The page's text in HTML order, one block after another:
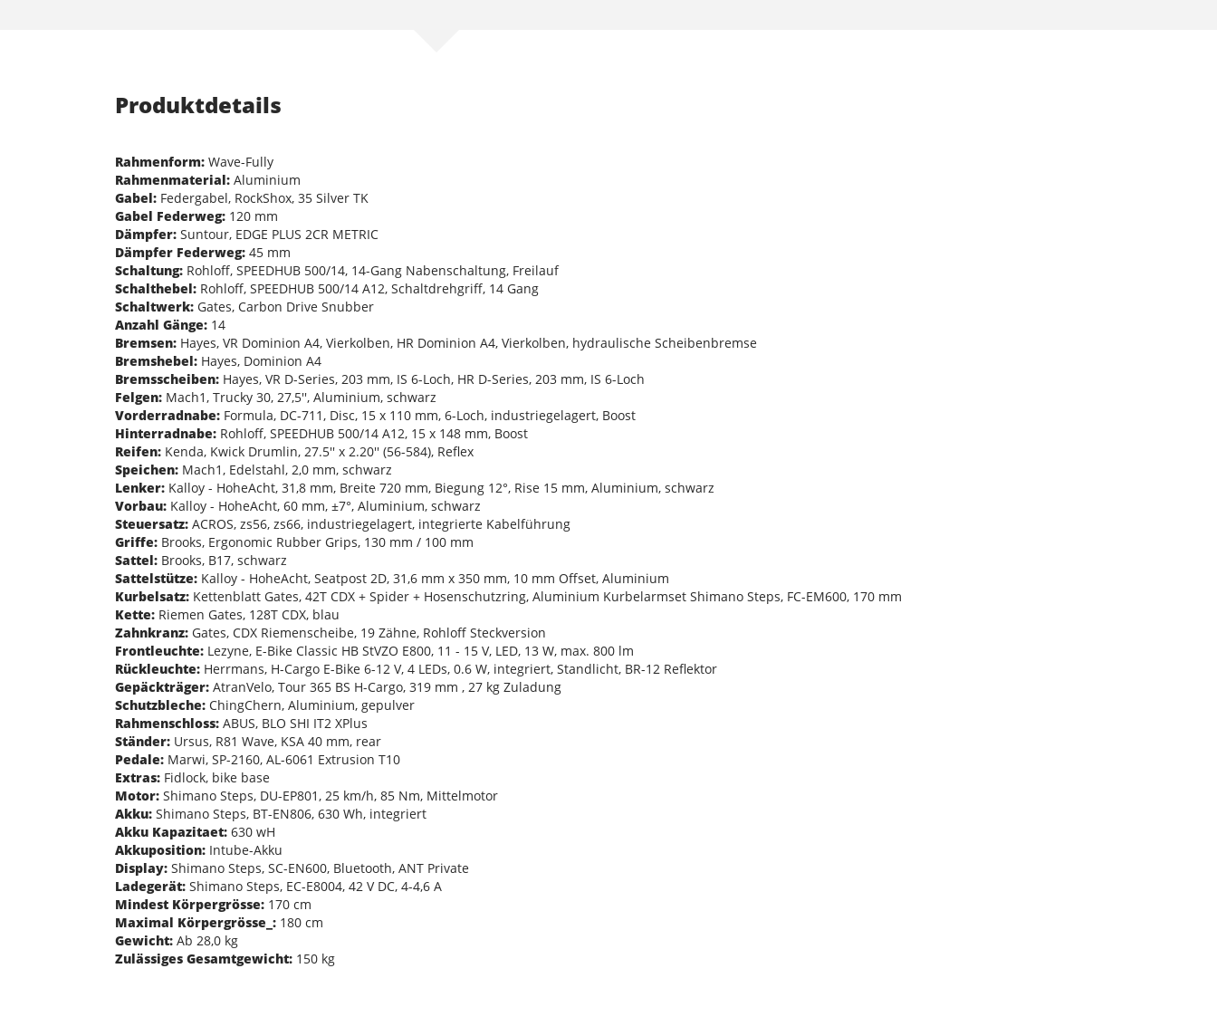
Produktdetails
Rahmenform: Wave-Fully
Rahmenmaterial: Aluminium
Gabel: Federgabel, RockShox, 35 Silver TK
Gabel Federweg: 120 mm
Dämpfer: Suntour, EDGE PLUS 2CR METRIC
Dämpfer Federweg: 45 mm
Schaltung: Rohloff, SPEEDHUB 500/14, 14-Gang Nabenschaltung, Freilauf
Schalthebel: Rohloff, SPEEDHUB 500/14 A12, Schaltdrehgriff, 14 Gang
Schaltwerk: Gates, Carbon Drive Snubber
Anzahl Gänge: 14
Bremsen: Hayes, VR Dominion A4, Vierkolben, HR Dominion A4, Vierkolben, hydraulische Scheibenbremse
Bremshebel: Hayes, Dominion A4
Bremsscheiben: Hayes, VR D-Series, 203 mm, IS 6-Loch, HR D-Series, 203 mm, IS 6-Loch
Felgen: Mach1, Trucky 30, 27,5'', Aluminium, schwarz
Vorderradnabe: Formula, DC-711, Disc, 15 x 110 mm, 6-Loch, industriegelagert, Boost
Hinterradnabe: Rohloff, SPEEDHUB 500/14 A12, 15 x 148 mm, Boost
Reifen: Kenda, Kwick Drumlin, 27.5'' x 2.20'' (56-584), Reflex
Speichen: Mach1, Edelstahl, 2,0 mm, schwarz
Lenker: Kalloy - HoheAcht, 31,8 mm, Breite 720 mm, Biegung 12°, Rise 15 mm, Aluminium, schwarz
Vorbau: Kalloy - HoheAcht, 60 mm, ±7°, Aluminium, schwarz
Steuersatz: ACROS, zs56, zs66, industriegelagert, integrierte Kabelführung
Griffe: Brooks, Ergonomic Rubber Grips, 130 mm / 100 mm
Sattel: Brooks, B17, schwarz
Sattelstütze: Kalloy - HoheAcht, Seatpost 2D, 31,6 mm x 350 mm, 10 mm Offset, Aluminium
Kurbelsatz: Kettenblatt Gates, 42T CDX + Spider + Hosenschutzring, Aluminium Kurbelarmset Shimano Steps, FC-EM600, 170 mm
Kette: Riemen Gates, 128T CDX, blau
Zahnkranz: Gates, CDX Riemenscheibe, 19 Zähne, Rohloff Steckversion
Frontleuchte: Lezyne, E-Bike Classic HB StVZO E800, 11 - 15 V, LED, 13 W, max. 800 lm
Rückleuchte: Herrmans, H-Cargo E-Bike 6-12 V, 4 LEDs, 0.6 W, integriert, Standlicht, BR-12 Reflektor
Gepäckträger: AtranVelo, Tour 365 BS H-Cargo, 319 mm , 27 kg Zuladung
Schutzbleche: ChingChern, Aluminium, gepulver
Rahmenschloss: ABUS, BLO SHI IT2 XPlus
Ständer: Ursus, R81 Wave, KSA 40 mm, rear
Pedale: Marwi, SP-2160, AL-6061 Extrusion T10
Extras: Fidlock, bike base
Motor: Shimano Steps, DU-EP801, 25 km/h, 85 Nm, Mittelmotor
Akku: Shimano Steps, BT-EN806, 630 Wh, integriert
Akku Kapazitaet: 630 wH
Akkuposition: Intube-Akku
Display: Shimano Steps, SC-EN600, Bluetooth, ANT Private
Ladegerät: Shimano Steps, EC-E8004, 42 V DC, 4-4,6 A
Mindest Körpergrösse: 170 cm
Maximal Körpergrösse_: 180 cm
Gewicht: Ab 28,0 kg
Zulässiges Gesamtgewicht: 150 kg